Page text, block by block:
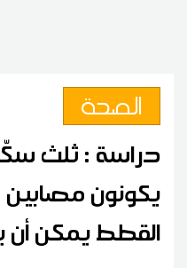
الصحة
دراسة : ثلث
يكونون مصابين
القطط يمكن أن